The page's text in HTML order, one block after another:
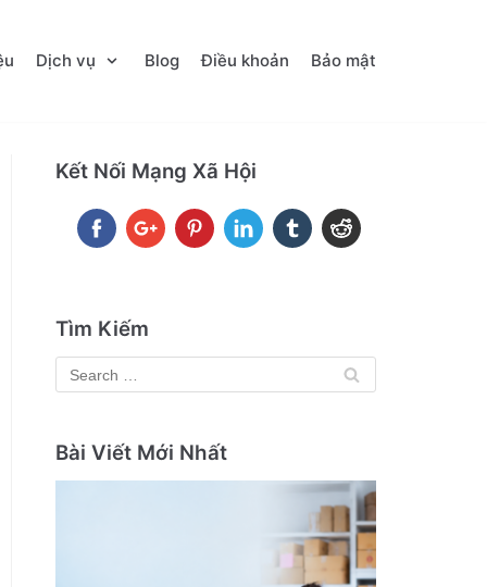
Dịch vụ Blog Điều khoản Bảo mật
Kết Nối Mạng Xã Hội
Tìm Kiếm
Bài Viết Mới Nhất